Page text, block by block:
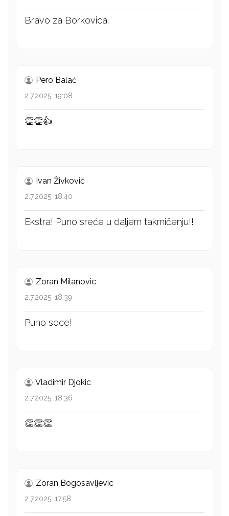
Bravo za Borkovica.
Pero Balać
2.7.2025. 19:08
👏👏👍
Ivan Živković
2.7.2025. 18:40
Ekstra! Puno sreće u daljem takmičenju!!!
Zoran Milanovic
2.7.2025. 18:39
Puno sece!
Vladimir Djokic
2.7.2025. 18:36
👏👏👏
Zoran Bogosavljevic
2.7.2025. 17:58